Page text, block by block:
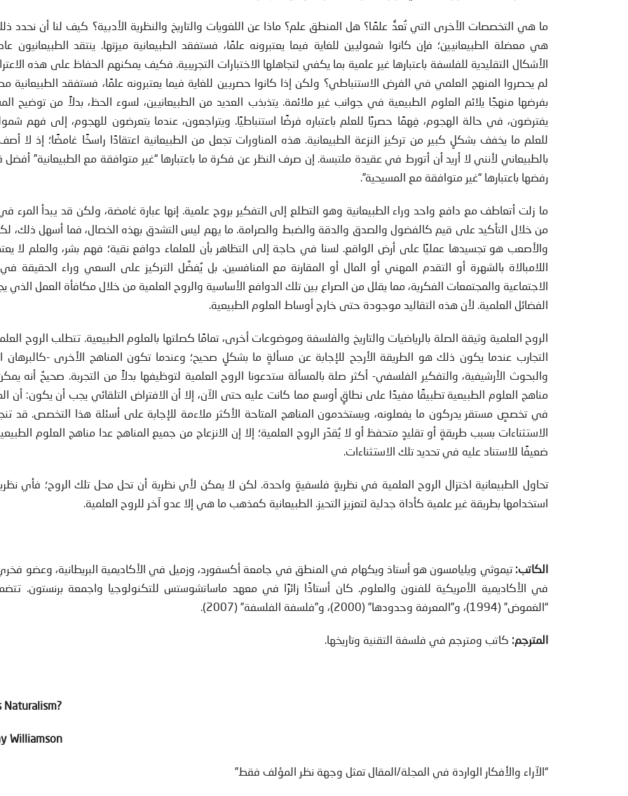
ما هي التخصصات الأخرى التي تُعدُّ علمًا؟ هل المنطق علم؟ ماذا عن اللغويات والتاريخ والنظرية الأدبية؟ كيف لنا أن نحدد
هي معضلة الطبيعانيين؛ فإن كانوا شموليين للغاية فيما يعتبرونه علمًا، فستفقد الطبيعانية ميزتها. ينتقد الطبيعانيون
الأشكال التقليدية للفلسفة باعتبارها غير علمية بما يكفي لتجاهلها الاختبارات التجريبية. فكيف يمكنهم الحفاظ على هذه
لم يحصروا المنهج العلمي في الفرض الاستنباطي؟ ولكن إذا كانوا حصريين للغاية فيما يعتبرونه علمًا، فستفقد الطبيعانية
بفرضها منهجًا يلائم العلوم الطبيعية في جوانب غير ملائمة. يتذبذب العديد من الطبيعانيين، لسوء الحظ، بدلاً من توضيح
يفترضون، في حالة الهجوم، فِهمًا حصريًا للعلم باعتباره فرضًا استنباطيًا. ويتراجعون، عندما يتعرضون للهجوم، إلى فهم
للعلم ما يخفف بشكلٍ كبير من تركيز النزعة الطبيعانية. هذه المناورات تجعل من الطبيعانية اعتقادًا راسخًا غامضًا؛ إذ لا
بالطبيعاني لأنني لا أريد أن أتورط في عقيدة ملتبسة. إن صرف النظر عن فكرة ما باعتبارها “غير متوافقة مع الطبيعانية” أفضل
رفضها باعتبارها “غير متوافقة مع المسيحية”.
ما زلت أتعاطف مع دافع واحد وراء الطبيعانية وهو التطلع إلى التفكير بروح علمية. إنها عبارة غامضة، ولكن قد يبدأ المرء
من خلال التأكيد على قيم كالفضول والصدق والدقة والضبط والصرامة. ما يهم ليس التشدق بهذه الخصال، فما أسهل ذلك،
والأصعب هو تجسيدها عمليًا على أرض الواقع. لسنا في حاجة إلى التظاهر بأن للعلماء دوافع نقية؛ فهم بشر، والعلم لا
اللامبالاة بالشهرة أو التقدم المهني أو المال أو المقارنة مع المنافسين. بل يُفضَّل التركيز على السعي وراء الحقيقة في
الاجتماعية والمجتمعات الفكرية، مما يقلل من الصراع بين تلك الدوافع الأساسية والروح العلمية من خلال مكافأة العمل الذي
الفضائل العلمية. لأن هذه التقاليد موجودة حتى خارج أوساط العلوم الطبيعية.
الروح العلمية وثيقة الصلة بالرياضيات والتاريخ والفلسفة وموضوعات أخرى، تمامًا كصلتها بالعلوم الطبيعية. تتطلب الروح
التجارب عندما يكون ذلك هو الطريقة الأرجح للإجابة عن مسألةٍ ما بشكلٍ صحيح؛ وعندما تكون المناهج الأخرى -كالبرهان
والبحوث الأرشيفية، والتفكير الفلسفي- أكثر صلة بالمسألة ستدعونا الروح العلمية لتوظيفها بدلاً من التجربة. صحيحٌ أنه
مناهج العلوم الطبيعية تطبيقًا مفيدًا على نطاقٍ أوسع مما كانت عليه حتى الآن، إلا أن الافتراض التلقائي يجب أن يكون: أن
في تخصصٍ مستقر يدركون ما يفعلونه، ويستخدمون المناهج المتاحة الأكثر ملاءمة للإجابة على أسئلة هذا التخصص. قد
الاستثناءات بسبب طريقةٍ أو تقليدٍ متحفظ أو لا يُقدِّر الروح العلمية؛ إلا إن الانزعاج من جميع المناهج عدا مناهج العلوم
ضعيفًا للاستناد عليه في تحديد تلك الاستثناءات.
تحاول الطبيعانية اختزال الروح العلمية في نظريةٍ فلسفيةٍ واحدة. لكن لا يمكن لأي نظرية أن تحل محل تلك الروح؛ فأي
استخدامها بطريقة غير علمية كأداة جدلية لتعزيز التحيز. الطبيعانية كمذهب ما هي إلا عدو آخر للروح العلمية.
الكاتب:تيموثي ويليامسون هو أستاذ ويكهام في المنطق في جامعة أكسفورد، وزميل في الأكاديمية البريطانية، وعضو
في الأكاديمية الأمريكية للفنون والعلوم. كان أستاذًا زائرًا في معهد ماساتشوستس للتكنولوجيا واجمعة برنستون.
“الغموض” (1994)، و”المعرفة وحدودها” (2000)، و”فلسفة الفلسفة” (2007).
المترجم: كاتب ومترجم في فلسفة التقنية وتاريخها.
?What Is Naturalism
Williamson
“الآراء والأفكار الواردة في المجلة/المقال تمثل وجهة نظر المؤلف فقط”